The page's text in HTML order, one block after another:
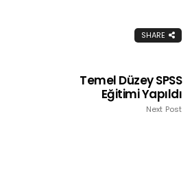
SHARE
Temel Düzey SPSS
Eğitimi Yapıldı
Next Post